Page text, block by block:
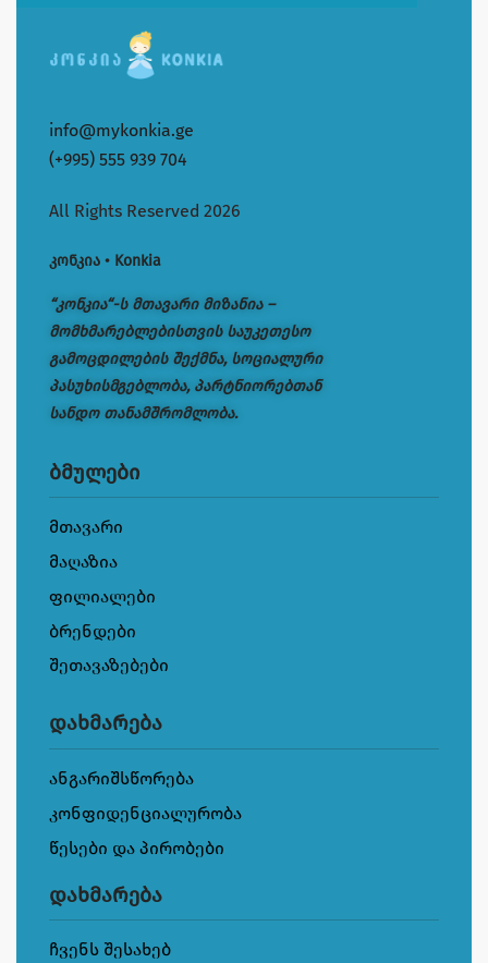
info@mykonkia.ge
(+995) 555 939 704
All Rights Reserved 2026
კონკია • Konkia
“კონკია“-ს მთავარი მიზანია –
მომხმარებლებისთვის საუკეთესო
გამოცდილების შექმნა, სოციალური
პასუხისმგებლობა, პარტნიორებთან
სანდო თანამშრომლობა.
ბმულები
მთავარი
მაღაზია
ფილიალები
ბრენდები
შეთავაზებები
დახმარება
ანგარიშსწორება
კონფიდენციალურობა
წესები და პირობები
დახმარება
ჩვენს შესახებ